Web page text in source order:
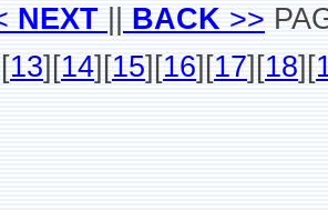
NEXT || BACK >>
[13][14][15][16][17][18][